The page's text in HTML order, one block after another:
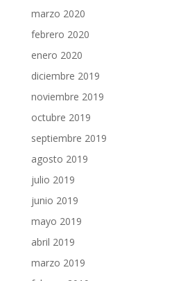
marzo 2020
febrero 2020
enero 2020
diciembre 2019
noviembre 2019
octubre 2019
septiembre 2019
agosto 2019
julio 2019
junio 2019
mayo 2019
abril 2019
marzo 2019